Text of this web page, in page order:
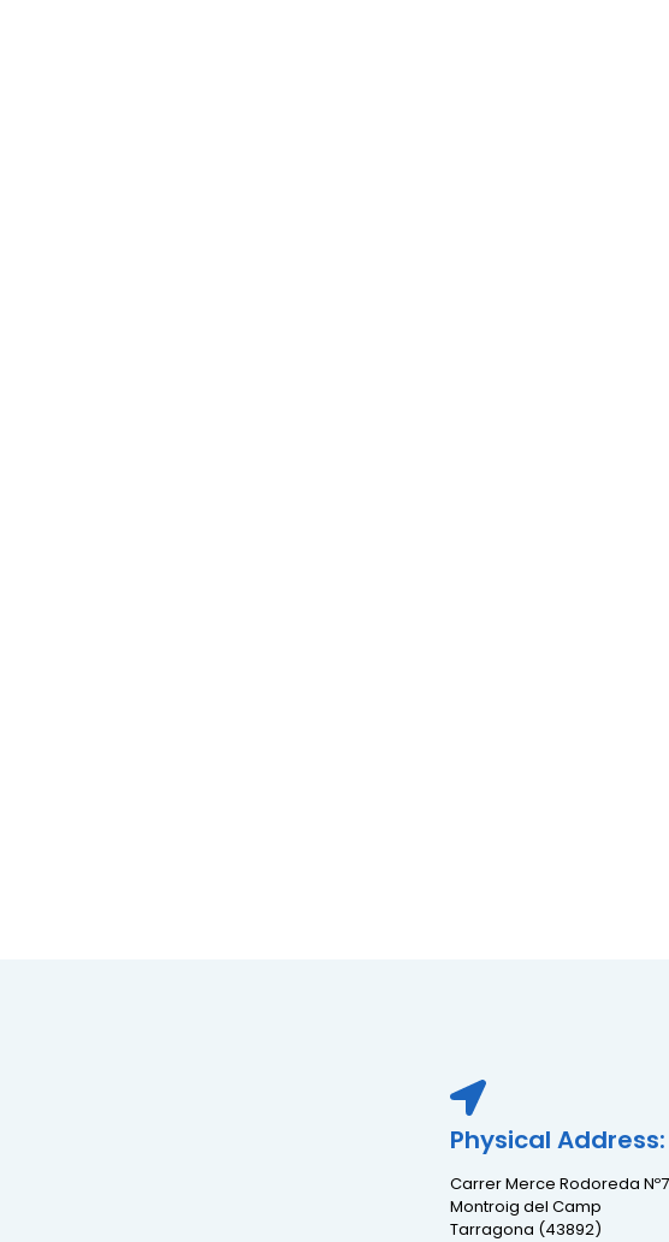
Physical Address:
Carrer Merce Rodoreda Nº7
Montroig del Camp
Tarragona (43892)